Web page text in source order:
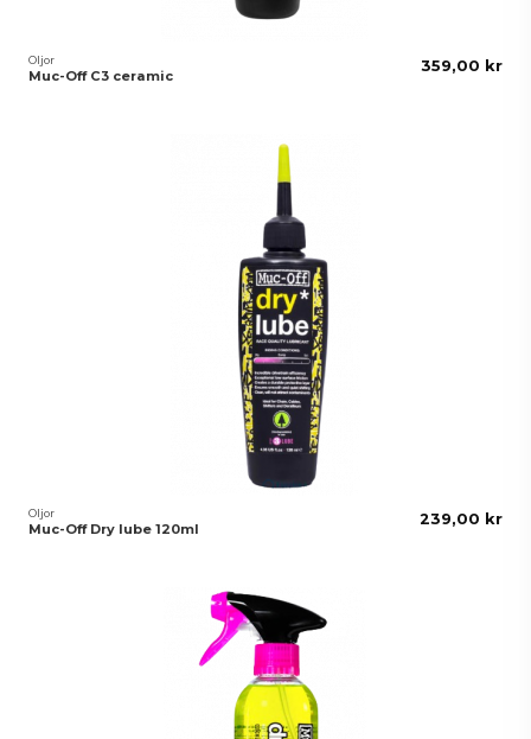
Oljor
Muc-Off C3 ceramic
359,00 kr
Oljor
Muc-Off Dry lube 120ml
239,00 kr